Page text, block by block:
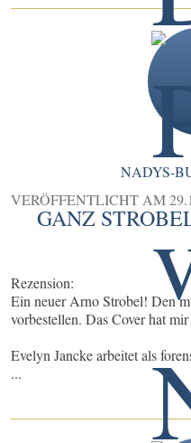
NADYS-
VERÖFFENTLICHT AM
GANZ
Rezension:
Ein neuer Arno Strobel! Den
vorbestellen. Das Cover hat
Evelyn Jancke arbeitet als
...